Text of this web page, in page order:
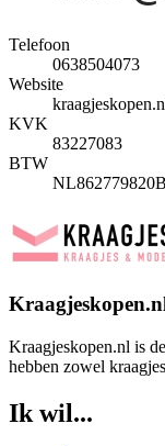
Telefoon
0638504073
Website
KVK
83227083
BTW
Kraagjeskopen.nl is
hebben zowel
Ik wil...